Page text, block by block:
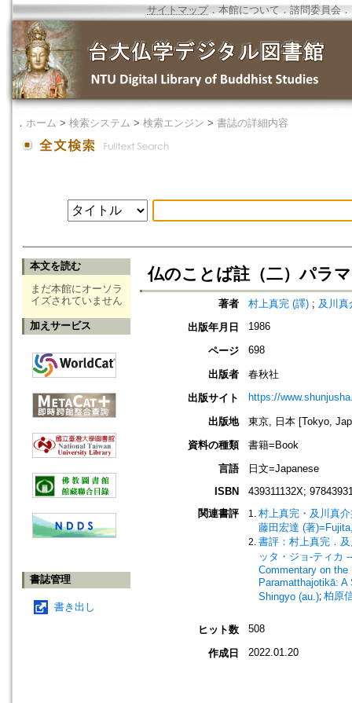
サイトマップ．本館について ． 諮問委員会 ．
． ホーム > 検索システム > 検索エンジン > 書誌の詳細内容
本文を読む
まだ本館にオーソラ
イズされていません
加えサービス
書誌管理
書き出し
仏のことば註（二）パラ
著者 村上真完 (譯) ; 及川真
出版年月日
1986
ページ 698
出版者
春秋社
出版サイト
https://
出版地
東京, 日本 [Tokyo,
資料の種類
書籍=Book
言語
日文=Japanese
ISBN
439311132X;
関連書評
村上真完・及川真
藤田宏達 (著
書評：村上真完．
ッタ・ジョ-ティカ
Commentary on
Paramatthajotikā:
Shingyo (au.); 柏原
ヒット数 508
作成日 2022.01.20